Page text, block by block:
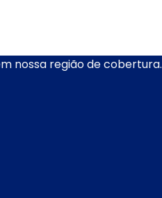
nossa região de cobertura.